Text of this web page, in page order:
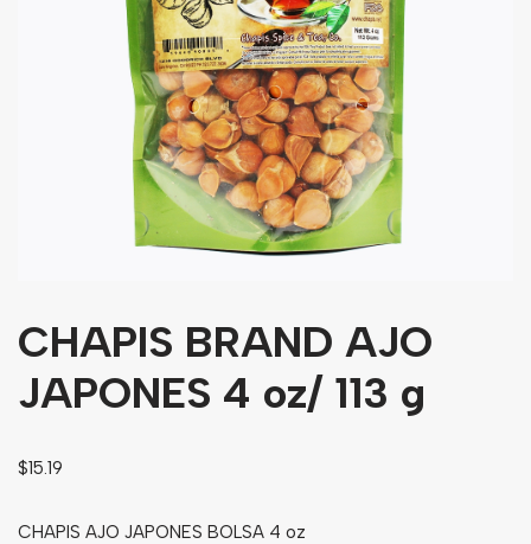
Edulcorante
Congelaldos
CHAPIS BRAND AJO
JAPONES 4 oz/ 113 g
$15.19
CHAPIS AJO JAPONES BOLSA 4 oz